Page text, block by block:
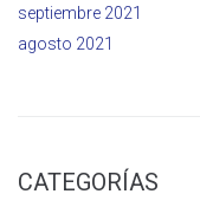
septiembre 2021
agosto 2021
CATEGORÍAS